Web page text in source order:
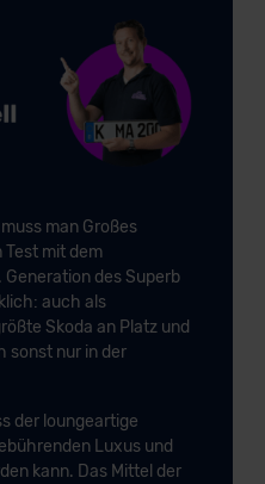
man Großes
mit dem
des Superb
auch als
Skoda an Platz und
sonst nur in der
der loungeartige
Luxus und
kann. Das Mittel der